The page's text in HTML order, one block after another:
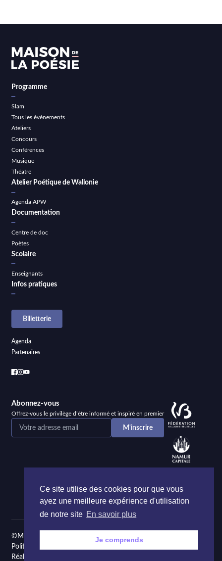
Programme
Slam
Tous les événements
Ateliers
Concours
Conférences
Musique
Théatre
Atelier Poétique de Wallonie
Agenda APW
Documentation
Centre de doc
Poètes
Scolaire
Enseignants
Infos pratiques
Billetterie
Agenda
Partenaires
Abonnez-vous
Offrez-vous le privilège d’être informé et inspiré en premier
©Maison de la Poésie et de la Langue française Namur
Politique de confidentialité
Réalisé par
Ce site utilise des cookies pour que vous
ayez une meilleure expérience d'utilisation
de notre site En savoir plus
Je comprends